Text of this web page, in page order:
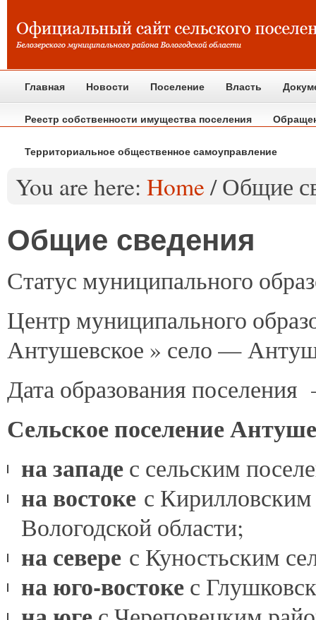
Главная Новости Поселение Власть
Реестр собственности имущества поселения
Территориальное общественное самоуправление
You are here: Home /Общие
Общие сведения
Статус муниципального
Центр муниципального
Антушевское » село —
Дата образования
Сельское поселение
на западе с сельским
на востоке с
Вологодской области;
на севере с Куностьским
на юго-востоке с